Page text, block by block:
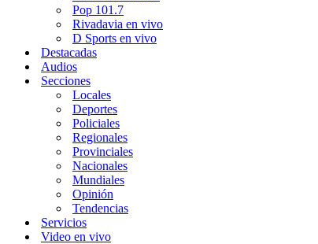
Pop 101.7
Rivadavia en vivo
D Sports en vivo
Destacadas
Audios
Secciones
Locales
Deportes
Policiales
Regionales
Provinciales
Nacionales
Mundiales
Opinión
Tendencias
Servicios
Video en vivo